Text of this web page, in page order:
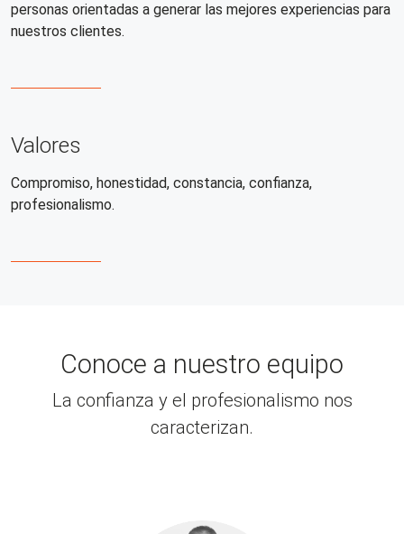
personas orientadas a generar las mejores experiencias para
nuestros clientes.
Valores
Compromiso, honestidad, constancia, confianza,
profesionalismo.
Conoce a nuestro equipo
La confianza y el profesionalismo nos
caracterizan.